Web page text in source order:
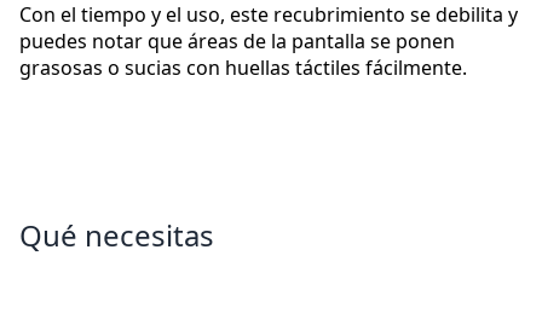
Con el tiempo y el uso, este recubrimiento se debilita y
puedes notar que áreas de la pantalla se ponen
grasosas o sucias con huellas táctiles fácilmente.
Qué necesitas